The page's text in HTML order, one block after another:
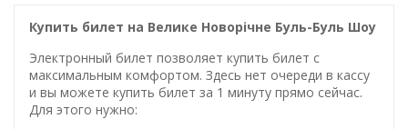
Купить билет на Велике Новорічне Буль-Буль Шоу
Электронный билет позволяет купить билет с
максимальным комфортом. Здесь нет очереди в кассу
и вы можете купить билет за 1 минуту прямо сейчас.
Для этого нужно: